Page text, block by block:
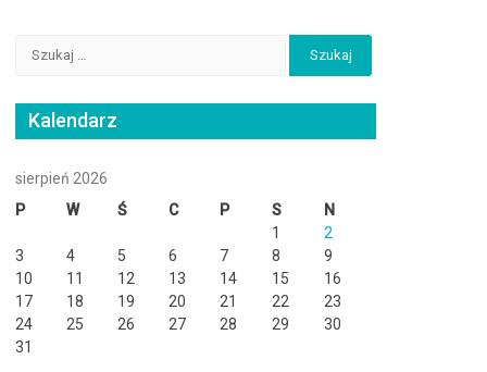
Kalendarz
sierpień 2026
P
W Ś C P S
N
1
2
3
4 5 6 7 8
9
10
11 12 13 14 15
16
17
18 19 20 21 22
23
24
25 26 27 28 29
30
31